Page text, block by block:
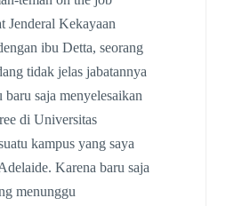
Jenderal Kekayaan
ibu Detta, seorang
tidak jelas jabatannya
saja menyelesaikan
di Universitas
kampus yang saya
Karena baru saja
menunggu